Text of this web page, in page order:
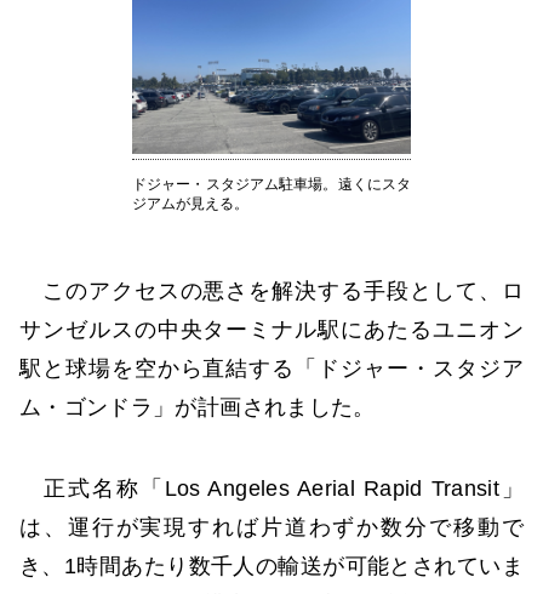
ドジャー・スタジアム駐車場。遠くにスタ
ジアムが見える。
このアクセスの悪さを解決する手段として、ロ
サンゼルスの中央ターミナル駅にあたるユニオン
駅と球場を空から直結する「ドジャー・スタジア
ム・ゴンドラ」が計画されました。
正式名称「Los Angeles Aerial Rapid Transit」
は、運行が実現すれば片道わずか数分で移動で
き、1時間あたり数千人の輸送が可能とされていま